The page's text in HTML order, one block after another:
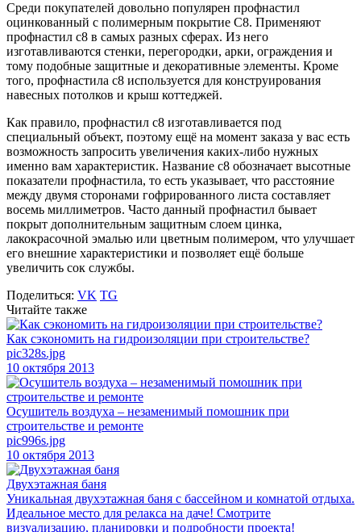
Среди покупателей довольно популярен профнастил
оцинкованный с полимерным покрытие С8. Применяют
профнастил с8 в самых разных сферах. Из него
изготавливаются стенки, перегородки, арки, ограждения и
тому подобные защитные и декоративные элементы. Кроме
того, профнастила с8 используется для конструирования
навесных потолков и крыш коттеджей.
Как правило, профнастил с8 изготавливается под
специальный объект, поэтому ещё на момент заказа у вас есть
возможность запросить увеличения каких-либо нужных
именно вам характеристик. Название с8 обозначает высотные
показатели профнастила, то есть указывает, что расстояние
между двумя сторонами гофрированного листа составляет
восемь миллиметров. Часто данный профнастил бывает
покрыт дополнительным защитным слоем цинка,
лакокрасочной эмалью или цветным полимером, что улучшает
его внешние характеристики и позволяет ещё больше
увеличить сок службы.
Поделиться: VK TG
Читайте также
Как сэкономить на гидроизоляции при строительстве?
pic328s.jpg
10 октября 2013
Осушитель воздуха – незаменимый помошник при
строительстве и ремонте
pic996s.jpg
10 октября 2013
Двухэтажная баня
Уникальная двухэтажная баня с бассейном и комнатой отдыха.
Идеальное место для релакса на даче! Смотрите
визуализацию, планировки и подробности проекта!